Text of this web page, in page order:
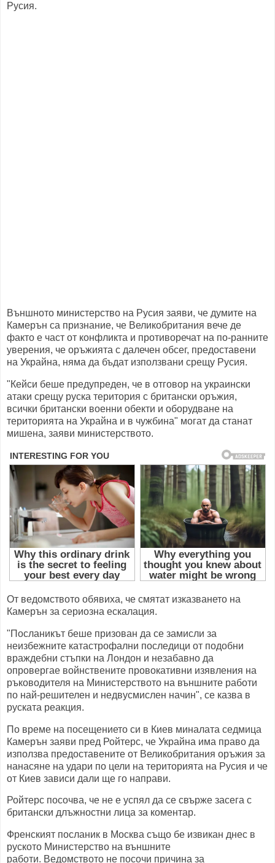
Русия.
Външното министерство на Русия заяви, че думите на
Камерън са признание, че Великобритания вече де
факто е част от конфликта и противоречат на по-ранните
уверения, че оръжията с далечен обсег, предоставени
на Украйна, няма да бъдат използвани срещу Русия.
"Кейси беше предупреден, че в отговор на украински
атаки срещу руска територия с британски оръжия,
всички британски военни обекти и оборудване на
територията на Украйна и в чужбина" могат да станат
мишена, заяви министерството.
От ведомството обявиха, че смятат изказването на
Камерън за сериозна ескалация.
"Посланикът беше призован да се замисли за
неизбежните катастрофални последици от подобни
враждебни стъпки на Лондон и незабавно да
опровергае войнствените провокативни изявления на
ръководителя на Министерството на външните работи
по най-решителен и недвусмислен начин", се казва в
руската реакция.
По време на посещението си в Киев миналата седмица
Камерън заяви пред Ройтерс, че Украйна има право да
използва предоставените от Великобритания оръжия за
нанасяне на удари по цели на територията на Русия и че
от Киев зависи дали ще го направи.
Ройтерс посочва, че не е успял да се свърже засега с
британски длъжностни лица за коментар.
Френският посланик в Москва също бе извикан днес в
руското Министерство на външните
работи. Ведомството не посочи причина за